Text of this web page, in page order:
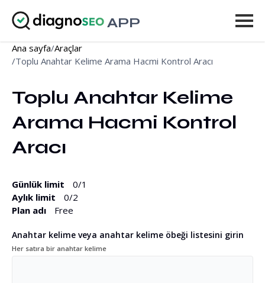
APP
Araçlar
Daha fazla
Ana sayfa/Araçlar
/Toplu Anahtar Kelime Arama Hacmi Kontrol Aracı
Toplu Anahtar Kelime
Arama Hacmi Kontrol
Aracı
Günlük limit 0/1
Aylık limit
0/2
Plan adı
Free
Anahtar kelime veya anahtar kelime öbeği listesini girin
Her satıra bir anahtar kelime